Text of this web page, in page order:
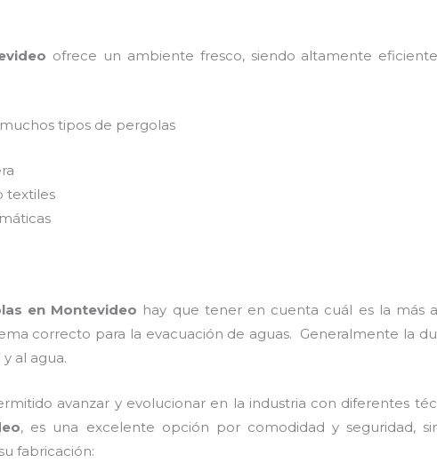
ofrece un ambiente fresco, siendo altamente
tipos de pergolas
textiles
en Montevideo hay que tener en cuenta cuál es la más
correcto para la evacuación de aguas. Generalmente la
al agua.
avanzar y evolucionar en la industria con diferentes
, es una excelente opción por comodidad y seguridad,
fabricación: